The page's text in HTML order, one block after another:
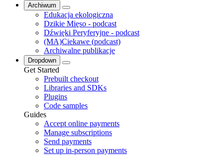
Archiwum
Edukacja ekologiczna
Dzikie Mięso - podcast
Dźwięki Peryferyjne - podcast
(MA)Ciekawe (podcast)
Archiwalne publikacje
Dropdown
Get Started
Prebuilt checkout
Libraries and SDKs
Plugins
Code samples
Guides
Accept online payments
Manage subscriptions
Send payments
Set up in-person payments